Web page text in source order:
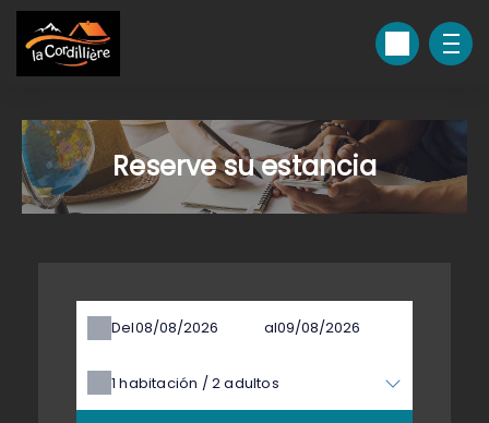
Reserve su estancia
Del al
1habitación /2adultos